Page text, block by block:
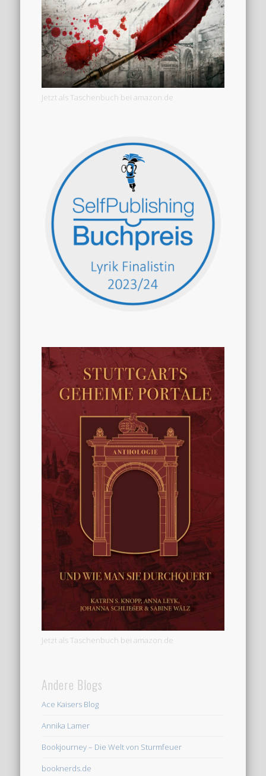
Jetzt als Taschenbuch bei amazon.de
Jetzt als Taschenbuch bei amazon.de
Andere Blogs
Ace Kaisers Blog
Annika Lamer
Bookjourney – Die Welt von Sturmfeuer
booknerds.de